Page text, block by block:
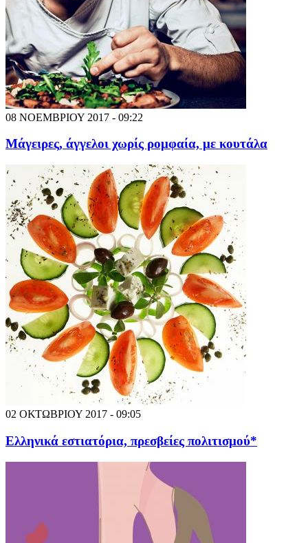
08 ΝΟΕΜΒΡΙΟΥ 2017 - 09:22
Μάγειρες, άγγελοι χωρίς ρομφαία, με κουτάλα
02 ΟΚΤΩΒΡΙΟΥ 2017 - 09:05
Ελληνικά εστιατόρια, πρεσβείες πολιτισμού*